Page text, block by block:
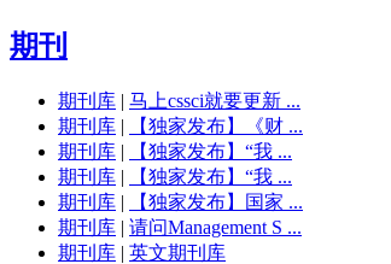
期刊
期刊库 | 马上cssci就要更新 ...
期刊库 |
【独家发布】《财 ...
期刊库 |
【独家发布】“我 ...
期刊库 |
【独家发布】“我 ...
期刊库 |
【独家发布】国家 ...
期刊库 | 请问Management S ...
期刊库 | 英文期刊库